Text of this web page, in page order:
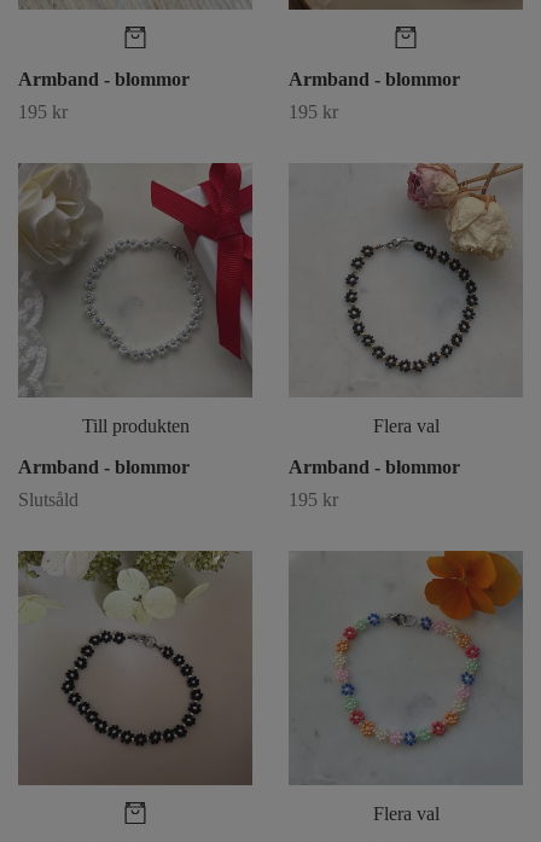
Armband - blommor
195 kr
Armband - blommor
195 kr
Till produkten
Armband - blommor
Slutsåld
Flera val
Armband - blommor
195 kr
Flera val